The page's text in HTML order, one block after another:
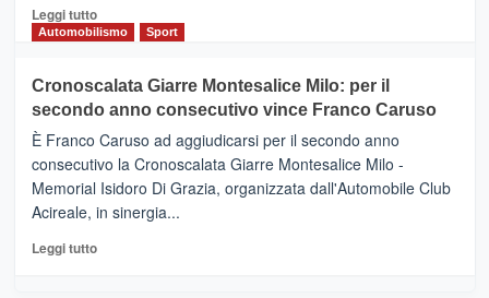
Gusto,
il
tra
sapori
vicoli
medievali
Leggi tuttoLeggi
di
Mondello
(Palermo)
–
“E
adesso
Pasta
–
Sicilia
Automobilismo Sport
Cronoscalata Giarre Montesalice Milo: per il
secondo anno consecutivo vince Franco Caruso
È Franco Caruso ad aggiudicarsi per il secondo anno
consecutivo la Cronoscalata Giarre Montesalice Milo -
Memorial Isidoro Di Grazia, organizzata dall'Automobile Club
Acireale, in sinergia...
Leggi tuttoLeggi